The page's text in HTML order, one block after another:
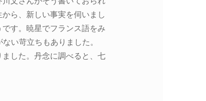
ら、新しい事実を伺いまし
す。暁星でフランス語をみ
い苛立ちもありました。
した。丹念に調べると、七